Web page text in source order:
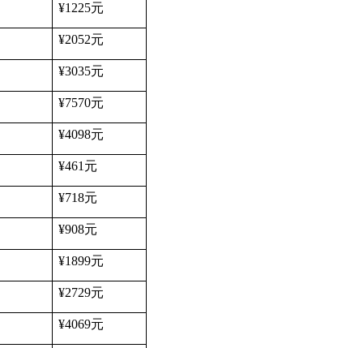
¥1225元
¥2052元
¥3035元
¥7570元
¥4098元
¥461 元
¥718元
¥908元
¥1899元
¥2729元
¥4069元